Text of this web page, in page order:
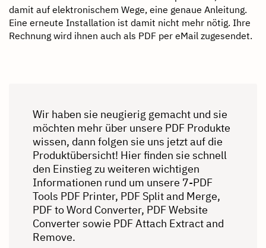
damit auf elektronischem Wege, eine genaue Anleitung.
Eine erneute Installation ist damit nicht mehr nötig. Ihre
Rechnung wird ihnen auch als PDF per eMail zugesendet.
Wir haben sie neugierig gemacht und sie
möchten mehr über unsere PDF Produkte
wissen, dann folgen sie uns jetzt auf die
Produktübersicht! Hier finden sie schnell
den Einstieg zu weiteren wichtigen
Informationen rund um unsere 7-PDF
Tools PDF Printer, PDF Split and Merge,
PDF to Word Converter, PDF Website
Converter sowie PDF Attach Extract and
Remove.